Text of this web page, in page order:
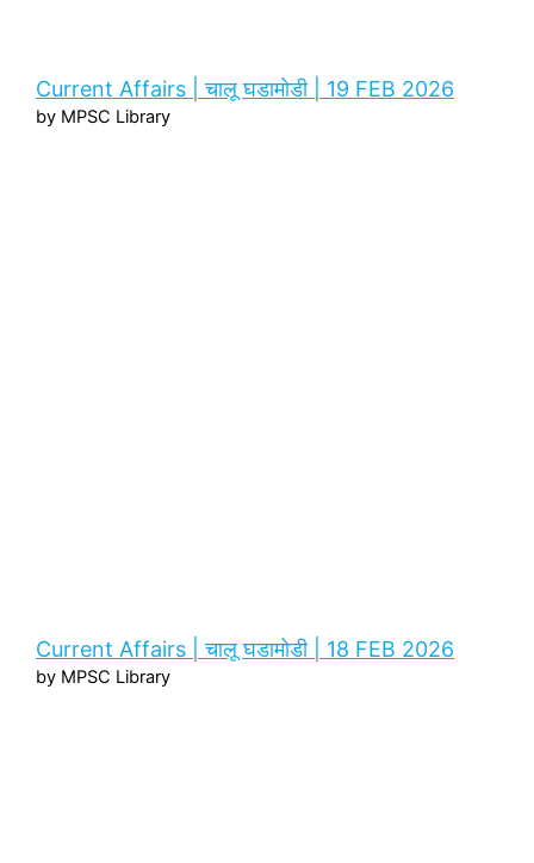
Current Affairs | चालू घडामोडी | 19 FEB 2026
by MPSC Library
Current Affairs | चालू घडामोडी | 18 FEB 2026
by MPSC Library